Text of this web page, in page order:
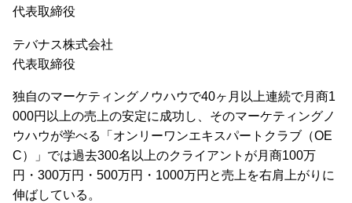
代表取締役
テバナス株式会社
代表取締役
独自のマーケティングノウハウで40ヶ月以上連続で月商1
000円以上の売上の安定に成功し、そのマーケティングノ
ウハウが学べる「オンリーワンエキスパートクラブ（OE
C）」では過去300名以上のクライアントが月商100万
円・300万円・500万円・1000万円と売上を右肩上がりに
伸ばしている。